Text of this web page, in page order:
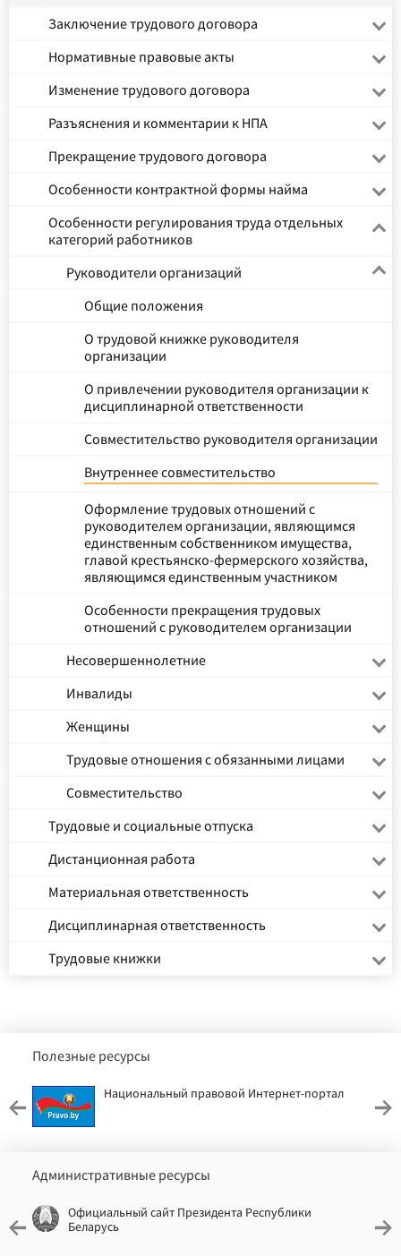
Заключение трудового договора
Нормативные правовые акты
Изменение трудового договора
Разъяснения и комментарии к НПА
Прекращение трудового договора
Особенности контрактной формы найма
Особенности регулирования труда отдельных
категорий работников
Руководители организаций
Общие положения
О трудовой книжке руководителя
организации
О привлечении руководителя организации к
дисциплинарной ответственности
Совместительство руководителя организации
Внутреннее совместительство
Оформление трудовых отношений с
руководителем организации, являющимся
единственным собственником имущества,
главой крестьянско-фермерского хозяйства,
являющимся единственным участником
Особенности прекращения трудовых
отношений с руководителем организации
Несовершеннолетние
Инвалиды
Женщины
Трудовые отношения с обязанными лицами
Совместительство
Трудовые и социальные отпуска
Дистанционная работа
Материальная ответственность
Дисциплинарная ответственность
Трудовые книжки
Полезные ресурсы
Национальный правовой Интернет-портал
Административные ресурсы
Официальный сайт Президента Республики
Беларусь